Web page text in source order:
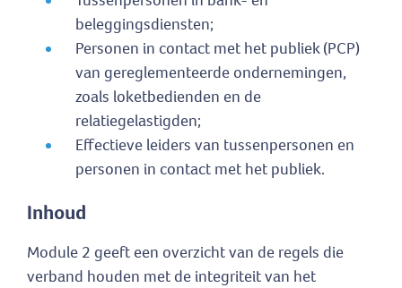
beleggingsdiensten;
Personen in contact met het publiek (PCP)
van gereglementeerde ondernemingen,
zoals loketbedienden en de
relatiegelastigden;
Effectieve leiders van tussenpersonen en
personen in contact met het publiek.
Inhoud
Module 2 geeft een overzicht van de regels die
verband houden met de integriteit van het